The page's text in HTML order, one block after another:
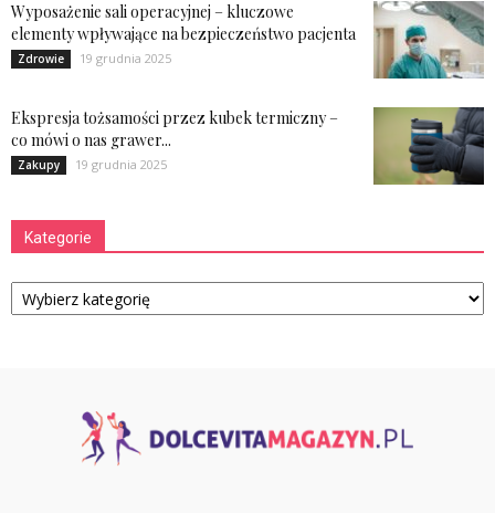
Wyposażenie sali operacyjnej – kluczowe
elementy wpływające na bezpieczeństwo pacjenta
Zdrowie 19 grudnia 2025
Ekspresja tożsamości przez kubek termiczny –
co mówi o nas grawer...
Zakupy 19 grudnia 2025
Kategorie
Kategorie